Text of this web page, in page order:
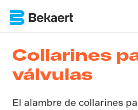
Collarines
válvulas
El alambre de collarines